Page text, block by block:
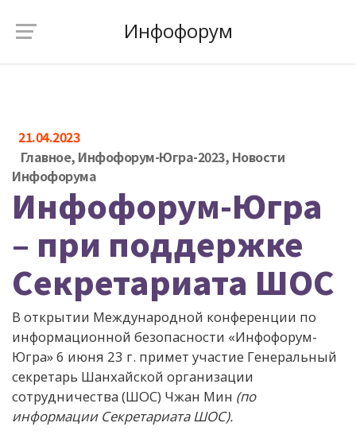
Инфофорум
21.04.2023
Главное, Инфофорум-Югра-2023, Новости
Инфофорума
Инфофорум-Югра
– при поддержке
Секретариата ШОС
В открытии Международной конференции по
информационной безопасности «Инфофорум-
Югра» 6 июня 23 г. примет участие Генеральный
секретарь Шанхайской организации
сотрудничества (ШОС) Чжан Мин (по
информации Секретариата ШОС).